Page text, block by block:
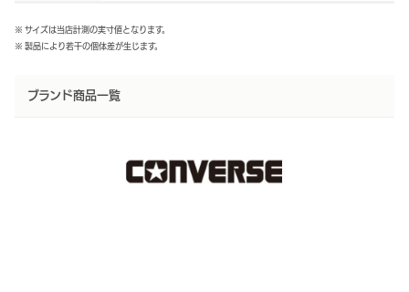
※ サイズは当店計測の実寸値となります。
※ 製品により若干の個体差が生じます。
ブランド商品一覧